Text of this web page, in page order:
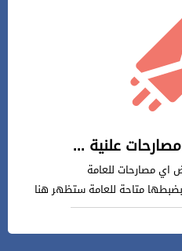
علنية ...
متاحة للعامة ستظهر هنا